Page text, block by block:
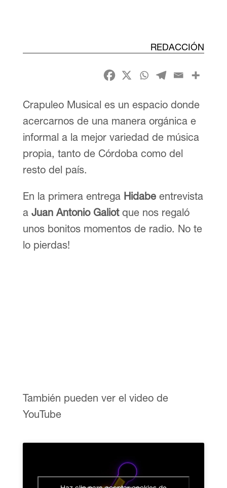
REDACCIÓN
Crapuleo Musical es un espacio donde
acercarnos de una manera orgánica e
informal a la mejor variedad de música
propia, tanto de Córdoba como del
resto del país.
En la primera entrega Hidabe entrevista
a Juan Antonio Galiotque nos regaló
unos bonitos momentos de radio. No te
lo pierdas!
También pueden ver el video de
YouTube